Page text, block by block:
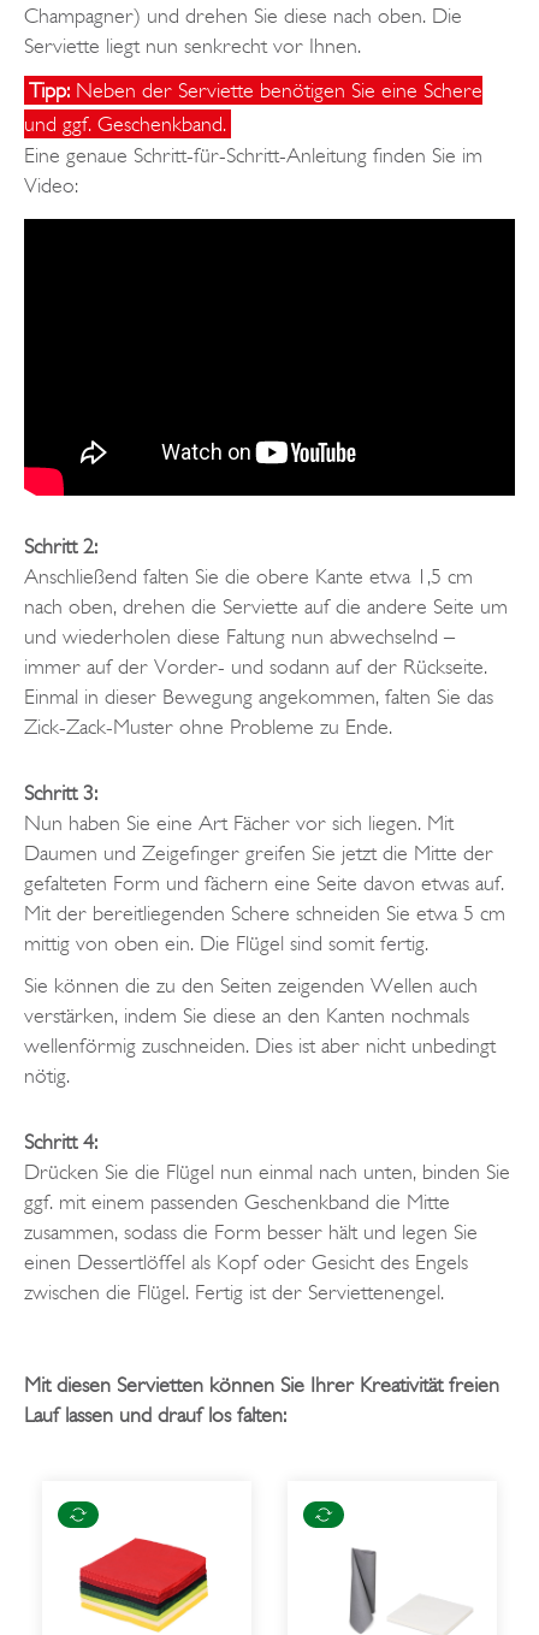
Champagner) und drehen Sie diese nach oben. Die
Serviette liegt nun senkrecht vor Ihnen.
Tipp: Neben der Serviette benötigen Sie eine Schere
und ggf. Geschenkband.
Eine genaue Schritt-für-Schritt-Anleitung finden Sie im
Video:
Schritt 2:
Anschließend falten Sie die obere Kante etwa 1,5 cm
nach oben, drehen die Serviette auf die andere Seite um
und wiederholen diese Faltung nun abwechselnd –
immer auf der Vorder- und sodann auf der Rückseite.
Einmal in dieser Bewegung angekommen, falten Sie das
Zick-Zack-Muster ohne Probleme zu Ende.
Schritt 3:
Nun haben Sie eine Art Fächer vor sich liegen. Mit
Daumen und Zeigefinger greifen Sie jetzt die Mitte der
gefalteten Form und fächern eine Seite davon etwas auf.
Mit der bereitliegenden Schere schneiden Sie etwa 5 cm
mittig von oben ein. Die Flügel sind somit fertig.
Sie können die zu den Seiten zeigenden Wellen auch
verstärken, indem Sie diese an den Kanten nochmals
wellenförmig zuschneiden. Dies ist aber nicht unbedingt
nötig.
Schritt 4:
Drücken Sie die Flügel nun einmal nach unten, binden Sie
ggf. mit einem passenden Geschenkband die Mitte
zusammen, sodass die Form besser hält und legen Sie
einen Dessertlöffel als Kopf oder Gesicht des Engels
zwischen die Flügel. Fertig ist der Serviettenengel.
Mit diesen Servietten können Sie Ihrer Kreativität freien
Lauf lassen und drauf los falten: